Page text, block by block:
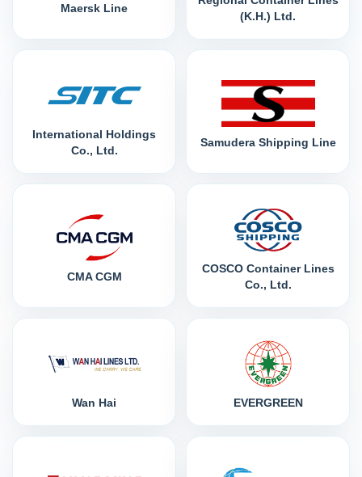
Maersk Line
(K.H.) Ltd.
International Holdings
Co., Ltd.
Samudera Shipping Line
CMA CGM
COSCO Container Lines
Co., Ltd.
Wan Hai EVERGREEN